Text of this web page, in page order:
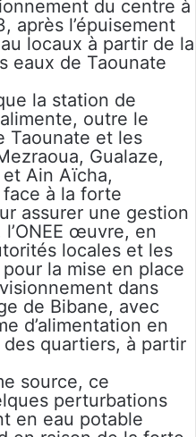
du centre à
après l’épuisement
locaux à partir de la
eaux de Taounate
la station de
outre le
Taounate et les
Gualaze,
Ain Aïcha,
à la forte
assurer une gestion
œuvre, en
locales et les
la mise en place
dans
de Bibane, avec
d’alimentation en
quartiers, à partir
source, ce
perturbations
en eau potable